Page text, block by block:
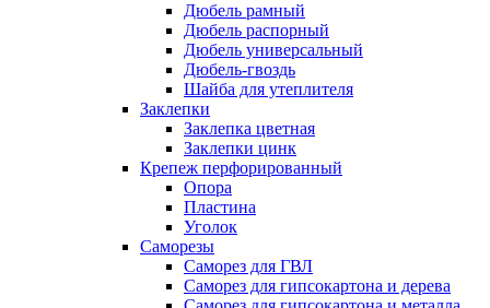
Дюбель рамный
Дюбель распорный
Дюбель универсальный
Дюбель-гвоздь
Шайба для утеплителя
Заклепки
Заклепка цветная
Заклепки цинк
Крепеж перфорированный
Опора
Пластина
Уголок
Саморезы
Саморез для ГВЛ
Саморез для гипсокартона и дерева